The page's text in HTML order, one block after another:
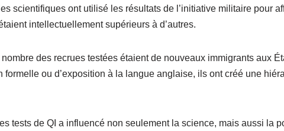
scientifiques ont utilisé les résultats de l’initiative militaire pour
intellectuellement supérieurs à d’autres.
des recrues testées étaient de nouveaux immigrants aux
formelle ou d’exposition à la langue anglaise, ils ont créé une
tests de QI a influencé non seulement la science, mais aussi la